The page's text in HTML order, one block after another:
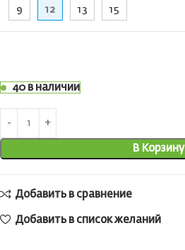
9 12 13 15
40 в наличии
В Корзину
Добавить в сравнение
Добавить в список желаний